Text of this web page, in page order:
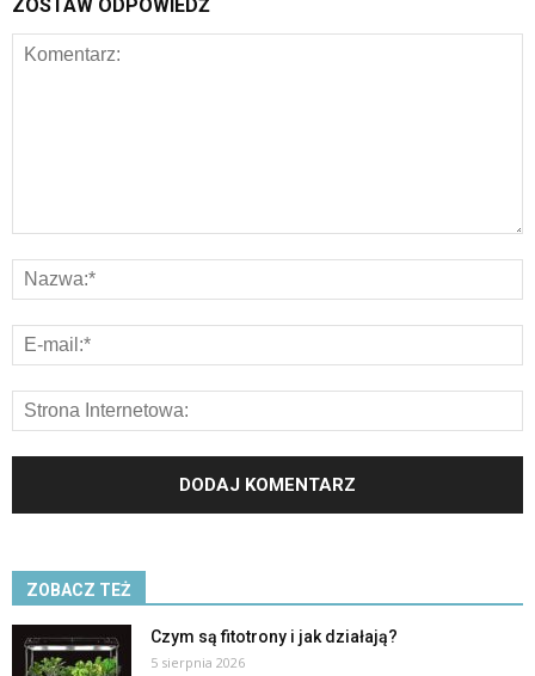
ZOSTAW ODPOWIEDŹ
ZOBACZ TEŻ
Czym są fitotrony i jak działają?
5 sierpnia 2026